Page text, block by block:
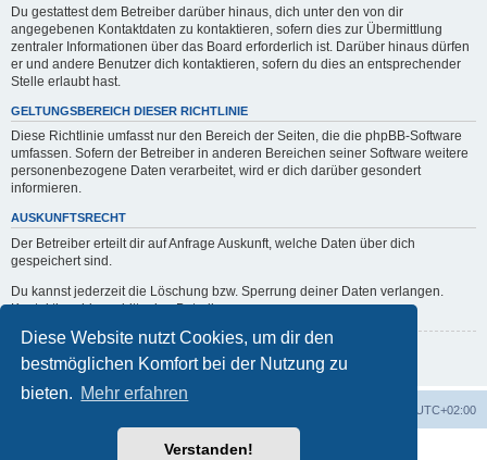
Diese Website nutzt Cookies, um dir den
bestmöglichen Komfort bei der Nutzung zu
bieten. Mehr erfahren
Verstanden!
Du gestattest dem Betreiber darüber hinaus, dich unter den von dir
angegebenen Kontaktdaten zu kontaktieren, sofern dies zur Übermittlung
zentraler Informationen über das Board erforderlich ist. Darüber hinaus dürfen
er und andere Benutzer dich kontaktieren, sofern du dies an entsprechender
Stelle erlaubt hast.
GELTUNGSBEREICH DIESER RICHTLINIE
Diese Richtlinie umfasst nur den Bereich der Seiten, die die phpBB-Software
umfassen. Sofern der Betreiber in anderen Bereichen seiner Software weitere
personenbezogene Daten verarbeitet, wird er dich darüber gesondert
informieren.
AUSKUNFTSRECHT
Der Betreiber erteilt dir auf Anfrage Auskunft, welche Daten über dich
gespeichert sind.
Du kannst jederzeit die Löschung bzw. Sperrung deiner Daten verlangen.
Kontaktiere hierzu bitte den Betreiber.
Zurück zur vorherigen Seite
UTC+02:00
Powered byphpBB® Forum Software © phpBB Limited